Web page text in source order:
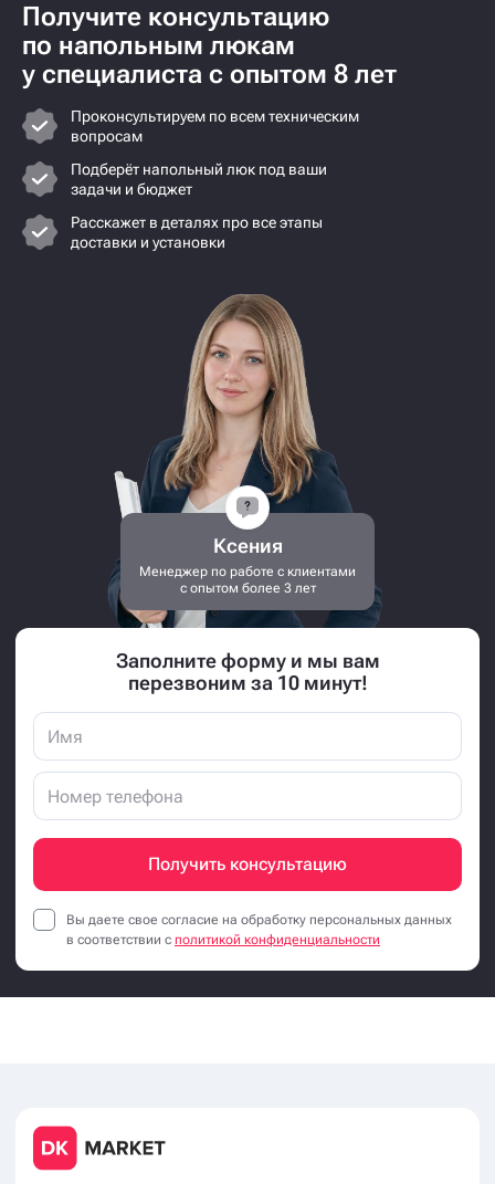
Получите консультацию
по напольным люкам
у специалиста с опытом 8 лет
Проконсультируем по всем техническим
вопросам
Подберёт напольный люк под ваши
задачи и бюджет
Расскажет в деталях про все этапы
доставки и установки
Ксения
Менеджер по работе с клиентами
с опытом более 3 лет
Заполните форму и мы вам
перезвоним за 10 минут!
Получить консультацию
Вы даете свое согласие на обработку персональных данных
в соответствии с политикой конфиденциальности